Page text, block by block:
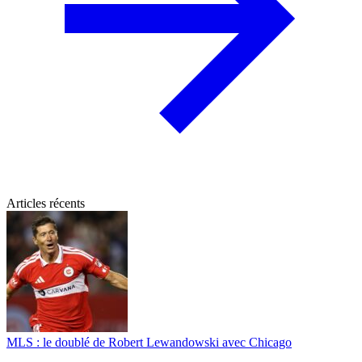
Articles récents
MLS : le doublé de Robert Lewandowski avec Chicago